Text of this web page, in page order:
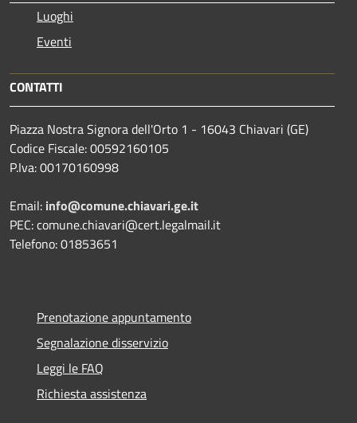
Luoghi
Eventi
CONTATTI
Piazza Nostra Signora dell'Orto 1 - 16043 Chiavari (GE)
Codice Fiscale: 00592160105
P.Iva: 00170160998
Email: info@comune.chiavari.ge.it
PEC: comune.chiavari@cert.legalmail.it
Telefono: 01853651
Prenotazione appuntamento
Segnalazione disservizio
Leggi le FAQ
Richiesta assistenza